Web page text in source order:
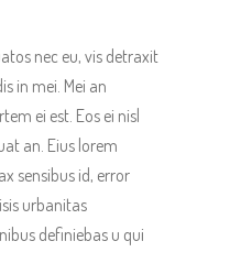
nec eu, vis detraxit
in mei. Mei an
ei est. Eos ei nisl
an. Eius lorem
sensibus id, error
urbanitas
definiebas u qui